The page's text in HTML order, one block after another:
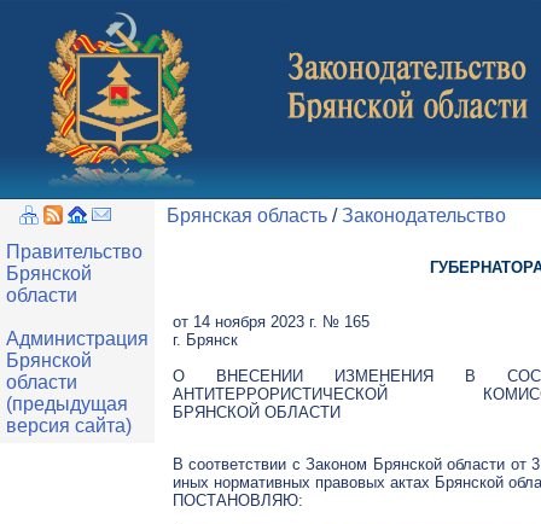
Правительство
Брянской
области
Администрация
Брянской
области
(предыдущая
версия сайта)
Брянская область /Законодательство
от 14 ноября 2023 г. № 165
г. Брянск
О ВНЕСЕНИИ ИЗМЕНЕНИЯ В
АНТИТЕРРОРИСТИЧЕСКОЙ
БРЯНСКОЙ ОБЛАСТИ
В соответствии с Законом Брянской области
иных нормативных правовых актах Брянской
ПОСТАНОВЛЯЮ: